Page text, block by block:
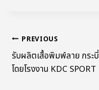
PREVIOUS
รับผลิตเสื้อพิมพ์ลาย กระบี่
โดยโรงงาน KDC SPORT